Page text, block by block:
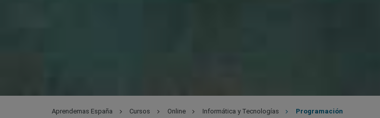
Aprendemas España Cursos Online Informática y Tecnologías Programación